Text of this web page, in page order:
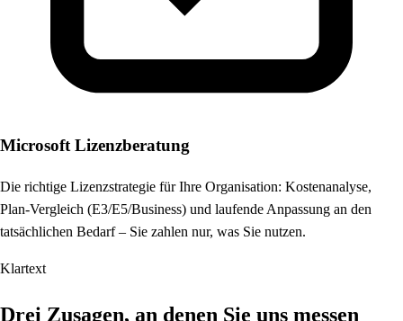
Microsoft Lizenzberatung
Die richtige Lizenzstrategie für Ihre Organisation: Kostenanalyse,
Plan-Vergleich (E3/E5/Business) und laufende Anpassung an den
tatsächlichen Bedarf – Sie zahlen nur, was Sie nutzen.
Klartext
Drei Zusagen, an denen Sie uns messen